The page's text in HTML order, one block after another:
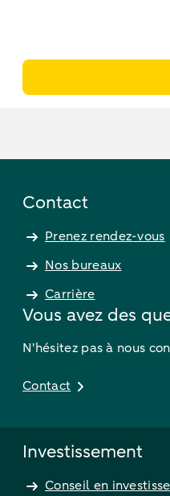
Contact
Prenez rendez-vous
Nos bureaux
Carrière
Vous avez des
N'hésitez pas à nous
Contact
Investissement
Conseil en